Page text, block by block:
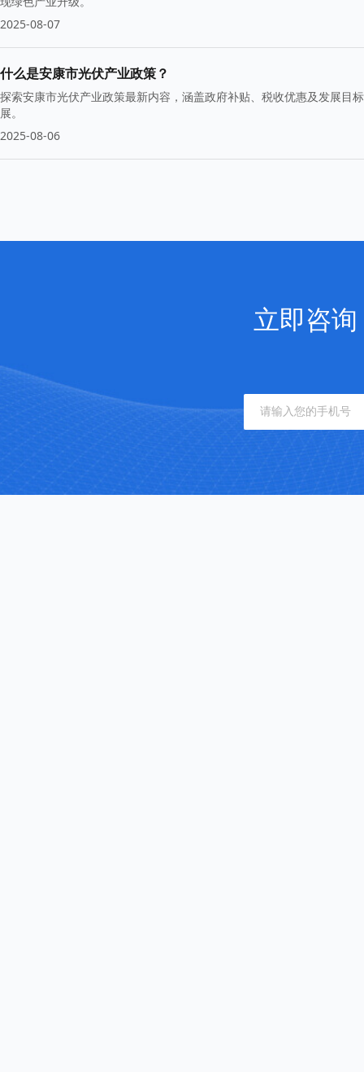
2025-08-07
什么是安康市光伏产业政策？
探索安康市光伏产业政策最新内容，涵盖政府补贴、税收优惠及发展目
展。
2025-08-06
立即咨